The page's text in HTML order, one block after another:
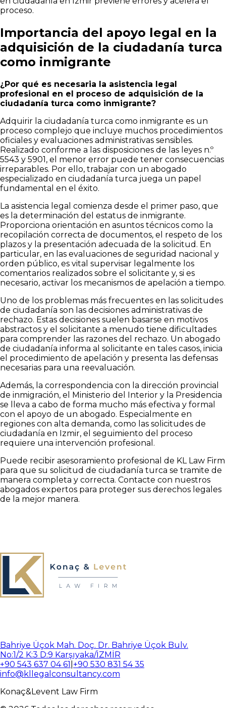
proceso.
Importancia del apoyo legal en la
adquisición de la ciudadanía turca
como inmigrante
¿Por qué es necesaria la asistencia legal
profesional en el proceso de adquisición de la
ciudadanía turca como inmigrante?
Adquirir la ciudadanía turca como inmigrante es un
proceso complejo que incluye muchos procedimientos
oficiales y evaluaciones administrativas sensibles.
Realizado conforme a las disposiciones de las leyes n.º
5543 y 5901, el menor error puede tener consecuencias
irreparables. Por ello, trabajar con un abogado
especializado en ciudadanía turca juega un papel
fundamental en el éxito.
La asistencia legal comienza desde el primer paso, que
es la determinación del estatus de inmigrante.
Proporciona orientación en asuntos técnicos como la
recopilación correcta de documentos, el respeto de los
plazos y la presentación adecuada de la solicitud. En
particular, en las evaluaciones de seguridad nacional y
orden público, es vital supervisar legalmente los
comentarios realizados sobre el solicitante y, si es
necesario, activar los mecanismos de apelación a tiempo.
Uno de los problemas más frecuentes en las solicitudes
de ciudadanía son las decisiones administrativas de
rechazo. Estas decisiones suelen basarse en motivos
abstractos y el solicitante a menudo tiene dificultades
para comprender las razones del rechazo. Un abogado
de ciudadanía informa al solicitante en tales casos, inicia
el procedimiento de apelación y presenta las defensas
necesarias para una reevaluación.
Además, la correspondencia con la dirección provincial
de inmigración, el Ministerio del Interior y la Presidencia
se lleva a cabo de forma mucho más efectiva y formal
con el apoyo de un abogado. Especialmente en
regiones con alta demanda, como las solicitudes de
ciudadanía en Izmir, el seguimiento del proceso
requiere una intervención profesional.
Puede recibir asesoramiento profesional de KL Law Firm
para que su solicitud de ciudadanía turca se tramite de
manera completa y correcta. Contacte con nuestros
abogados expertos para proteger sus derechos legales
de la mejor manera.
Bahriye Üçok Mah. Doç. Dr. Bahriye Üçok Bulv.
No:1/2 K:3 D:9 Karşıyaka/İZMİR
+90 543 637 04 61 +90 530 831 54 35
info@kllegalconsultancy.com
Konaç&Levent Law Firm